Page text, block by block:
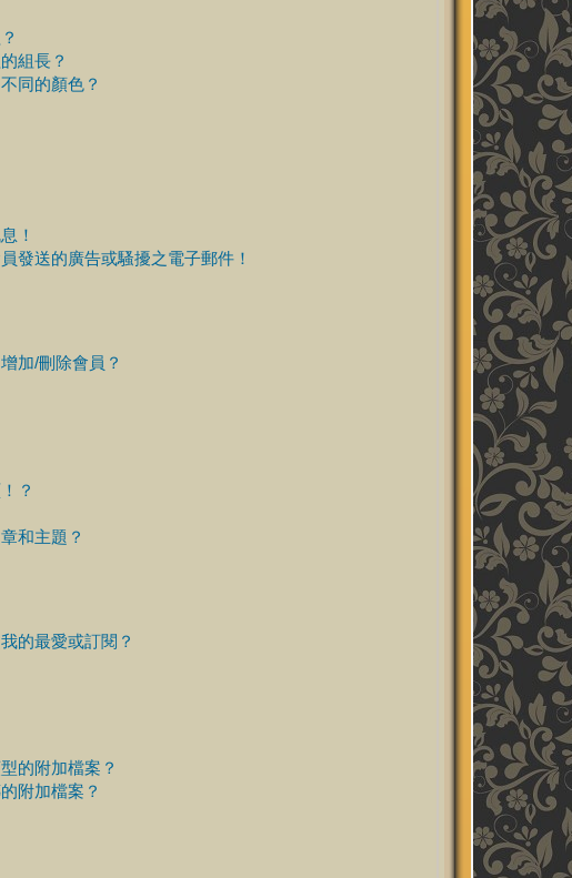
組長？
同的顏色？
！
發送的廣告或騷擾之電子郵件！
加/刪除會員？
？
和主題？
的最愛或訂閱？
的附加檔案？
附加檔案？